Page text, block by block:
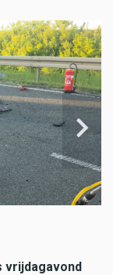
vrijdagavond